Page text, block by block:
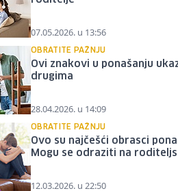
07.05.2026. u 13:56
OBRATITE PAŽNJU
Ovi znakovi u ponašanju
drugima
28.04.2026. u 14:09
OBRATITE PAŽNJU
Ovo su najčešći obrasci
Mogu se odraziti na
12.03.2026. u 22:50